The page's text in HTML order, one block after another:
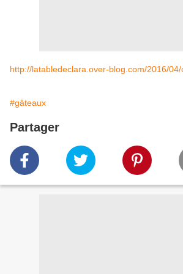
http://latabledeclara.over-blog.com/2016/
#gâteaux
Partager